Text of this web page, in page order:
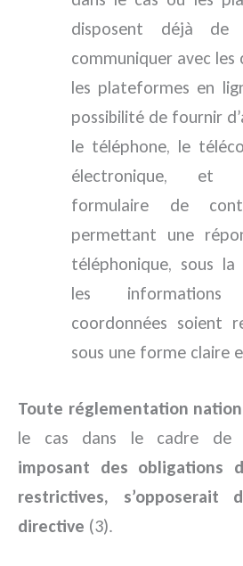
disposent déjà de
communiquer avec les
les plateformes en
possibilité de fournir
le téléphone, le
électronique, et
formulaire de
permettant une
téléphonique, sous
les
coordonnées soient
sous une forme claire
Toute réglementation
le cas dans le cadre de
imposant des obligations
restrictives, s’opposerait
directive (3).